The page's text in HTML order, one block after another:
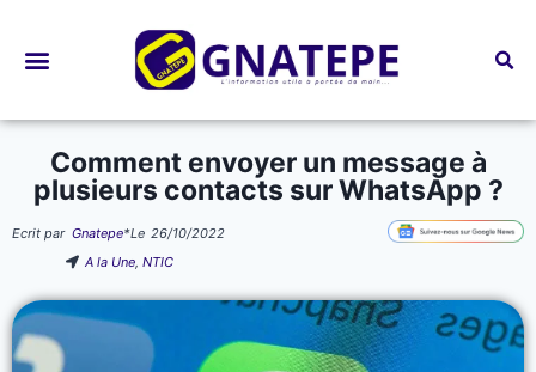
Comment envoyer un message à
plusieurs contacts sur WhatsApp ?
Ecrit par Gnatepe*Le 26/10/2022
A la Une,NTIC